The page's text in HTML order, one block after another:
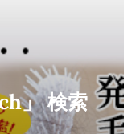
」 検索